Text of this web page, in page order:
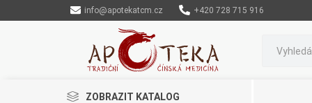
info@apotekatcm.cz +420 728 715 916
ZOBRAZIT KATALOG